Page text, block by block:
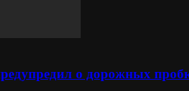
о дорожных